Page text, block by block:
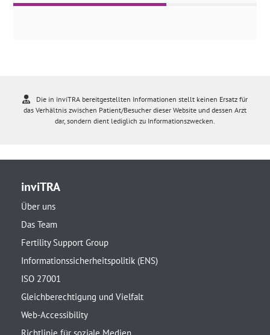
Die in inviTRA bereitgestellten Informationen stellt keinen Ersatz für
das Verhältnis zwischen Patient/Besucher dieser Website und dessen Arzt
dar, sondern dient lediglich zu Informationszwecken.
inviTRA
Über uns
Das Team
Fertility Support Group
Informationssicherheitspolitik (ENS)
ISO 27001
Gleichberechtigung und Vielfalt
Web-Accessibility